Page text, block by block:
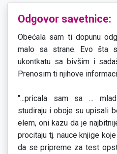
Odgovor savetnice:
Obećala sam ti dopunu
malo sa strane. Evo šta
ukontkatu sa bivšim i
Prenosim ti njihove
"...pricala sam sa ...
studiraju i oboje su upisali
elem, oni kazu da je
procitaju tj. nauce knjige
da se pripreme za test